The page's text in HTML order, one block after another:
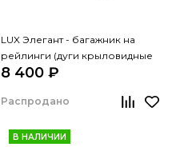
LUX Элегант - багажник на
рейлинги (дуги крыловидные
серые, 1,2м)
8 400 ₽
Распродано
В НАЛИЧИИ